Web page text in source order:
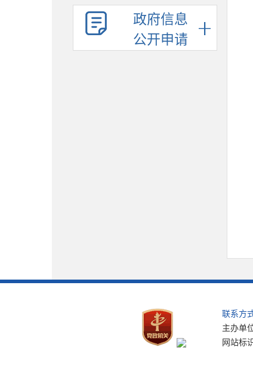
政府信息
公开申请
联系方
主办单
网站标